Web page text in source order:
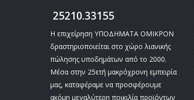
25210.33155
Η επιχείρηση ΥΠΟΔΗΜΑΤΑ ΟΜΙΚΡΟΝ
δραστηριοποιείται στο χώρο λιανικής
πώλησης υποδημάτων από το 2000.
Μέσα στην 25ετή μακρόχρονη εμπειρία
μας, καταφέραμε να προσφέρουμε
ακόμη μεγαλύτερη ποικιλία προϊόντων